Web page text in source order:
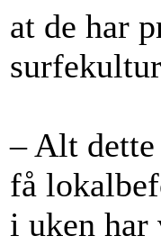
at de har
– Alt
få
i uken